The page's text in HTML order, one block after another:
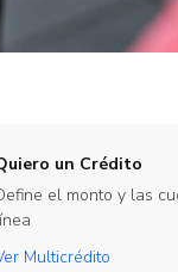
un Crédito
el monto y las
Multicrédito